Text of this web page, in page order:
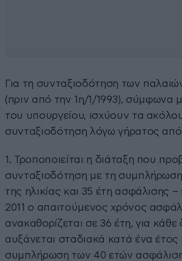
Για τη συνταξιοδότηση των
(πριν από την 1η/1/1993), σύµφωνα
του υπουργείου, ισχύουν τα
συνταξιοδότηση λόγω γήρατος από
1. Τροποποιείται η διάταξη που
συνταξιοδότηση µε τη
της ηλικίας και 35 έτη ασφάλισης –
2011 ο απαιτούµενος χρόνος
ανακαθορίζεται σε 36 έτη, για
αυξάνεται σταδιακά κατά ένα έτος
συµπλήρωση των 40 ετών